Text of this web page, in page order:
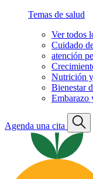
Temas de salud
Ver todos
Cuidado
atención
Nutrición
Bienestar
Embarazo
Agenda una cita